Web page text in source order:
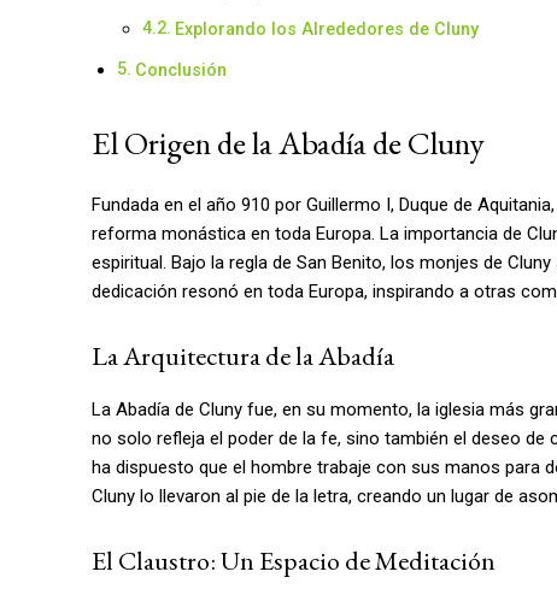
Explorando los Alrededores de Cluny
Conclusión
El Origen de la Abadía de Cluny
Fundada en el año 910 por Guillermo I, Duque de
reforma monástica en toda Europa. La importancia de
espiritual. Bajo la regla de San Benito, los monjes de
dedicación resonó en toda Europa, inspirando a otras
La Arquitectura de la Abadía
La Abadía de Cluny fue, en su momento, la iglesia más
no solo refleja el poder de la fe, sino también el deseo de
ha dispuesto que el hombre trabaje con sus manos para
Cluny lo llevaron al pie de la letra, creando un lugar de
El Claustro: Un Espacio de Meditación